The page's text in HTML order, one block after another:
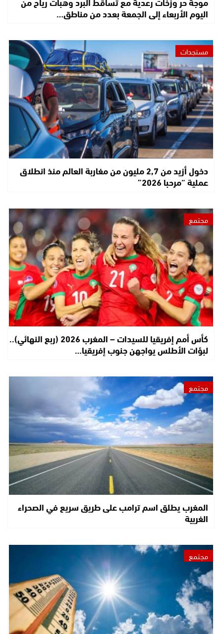
اليوم الأربعاء إلى الجمعة بعدد من مناطق…
مستجدات
دخول أزيد من 2,7 مليون من مغاربة العالم منذ انطلاق
عملية “مرحبا 2026”
مجتمع
كأس أمم إفريقيا للسيدات – المغرب 2026 (ربع النهائي)..
لبؤات الأطلس يواجهن جنوب إفريقيا…
مجتمع
المغرب يطلق اسم ترامب على طريق سريع في الصحراء
الغربية
مجتمع